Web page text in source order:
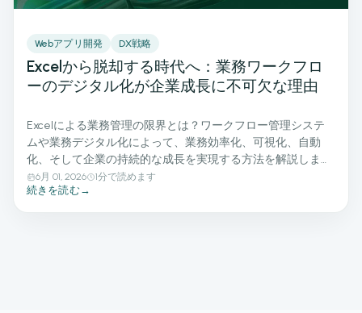
Webアプリ開発 DX戦略
Excelから脱却する時代へ：業務ワークフロ
ーのデジタル化が企業成長に不可欠な理由
Excelによる業務管理の限界とは？ワークフロー管理システ
ムや業務デジタル化によって、業務効率化、可視化、自動
化、そして企業の持続的な成長を実現する方法を解説しま
す。
6月 01, 2026 1分で読めます
続きを読む →